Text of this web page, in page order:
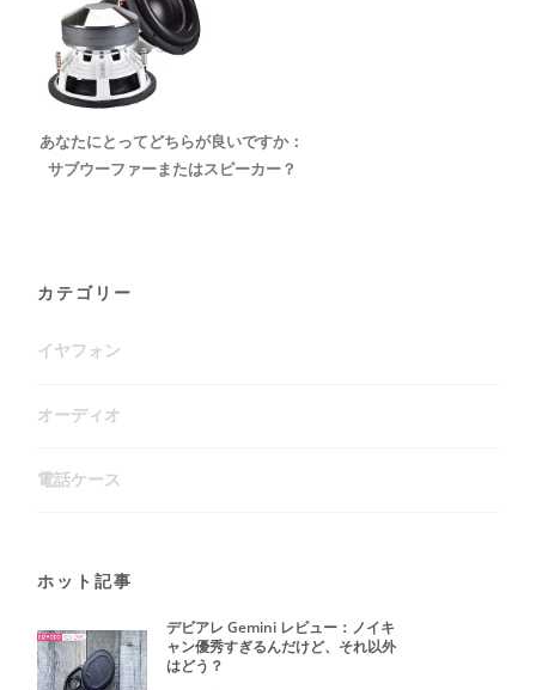
あなたにとってどちらが良いですか：
サブウーファーまたはスピーカー？
カテゴリー
イヤフォン
オーディオ
電話ケース
ホット記事
デビアレ Gemini レビュー：ノイキ
ャン優秀すぎるんだけど、それ以外
はどう？